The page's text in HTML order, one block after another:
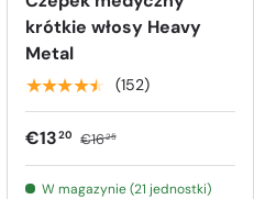
krótkie włosy Heavy
Metal
★★★★★ (152)
€1320 €1625
W magazynie (21 jednostki)